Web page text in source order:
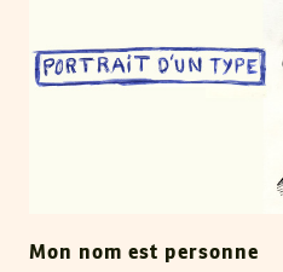
Mon nom est personne